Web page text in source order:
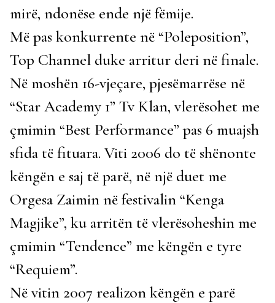
mirë, ndonëse ende një fëmije.
Më pas konkurrente në “Poleposition”,
Top Channel duke arritur deri në finale.
Në moshën 16-vjeçare, pjesëmarrëse në
“Star Academy 1” Tv Klan, vlerësohet me
çmimin “Best Performance” pas 6 muajsh
sfida të fituara. Viti 2006 do të shënonte
këngën e saj të parë, në një duet me
Orgesa Zaimin në festivalin “Kenga
Magjike”, ku arritën të vlerësoheshin me
çmimin “Tendence” me këngën e tyre
“Requiem”.
Në vitin 2007 realizon këngën e parë